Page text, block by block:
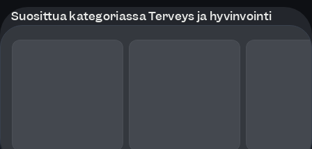
Suosittua kategoriassa Terveys ja hyvinvointi